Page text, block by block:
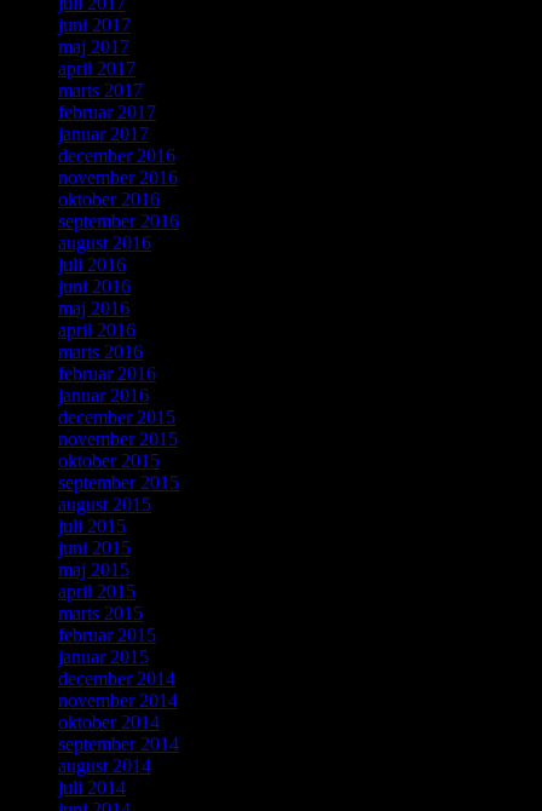
juni 2017
maj 2017
april 2017
marts 2017
februar 2017
januar 2017
december 2016
november 2016
oktober 2016
september 2016
august 2016
juli 2016
juni 2016
maj 2016
april 2016
marts 2016
februar 2016
januar 2016
december 2015
november 2015
oktober 2015
september 2015
august 2015
juli 2015
juni 2015
maj 2015
april 2015
marts 2015
februar 2015
januar 2015
december 2014
november 2014
oktober 2014
september 2014
august 2014
juli 2014